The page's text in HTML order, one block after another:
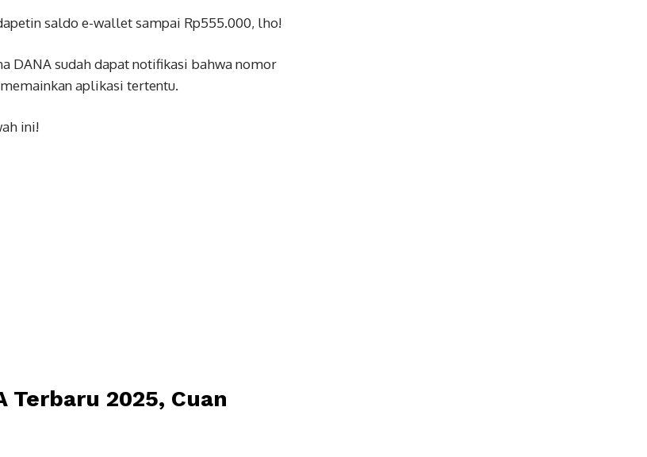
saldo e-wallet sampai Rp555.000, lho!
DANA sudah dapat notifikasi bahwa nomor
aplikasi tertentu.
ini!
Terbaru 2025, Cuan